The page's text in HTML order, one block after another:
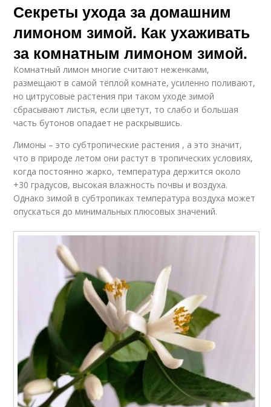
Секреты ухода за домашним
лимоном зимой. Как ухаживать
за комнатным лимоном зимой.
Комнатный лимон многие считают неженками,
размещают в самой тёплой комнате, усиленно поливают,
но цитрусовые растения при таком уходе зимой
сбрасывают листья, если цветут, то слабо и большая
часть бутонов опадает не раскрывшись.
Лимоны – это субтропические растения , а это значит,
что в природе летом они растут в тропических условиях,
когда постоянно жарко, температура держится около
+30 градусов, высокая влажность почвы и воздуха.
Однако зимой в субтропиках температура воздуха может
опускаться до минимальных плюсовых значений.